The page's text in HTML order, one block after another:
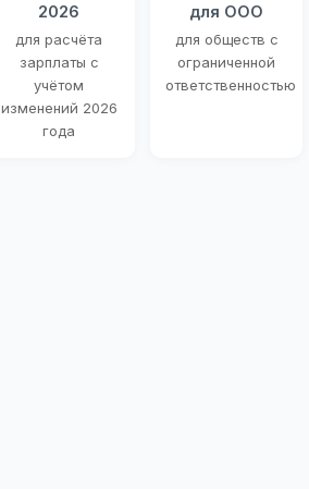
2026
для расчёта
зарплаты с
учётом
изменений 2026
года
для ООО
для обществ с
ограниченной
ответственностью